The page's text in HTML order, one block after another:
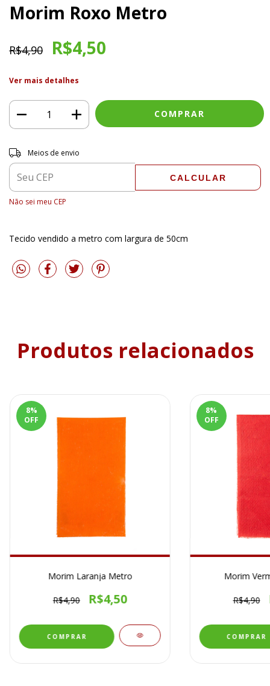
Morim Roxo Metro
R$4,90 R$4,50
Ver mais detalhes
Entregas para o CEP:
Meios de envio
CALCULAR
Não sei meu CEP
Tecido vendido a metro com largura de 50cm
Produtos relacionados
8%
OFF
Morim Laranja Metro
R$4,90 R$4,50
8%
OFF
Morim
R$4,90